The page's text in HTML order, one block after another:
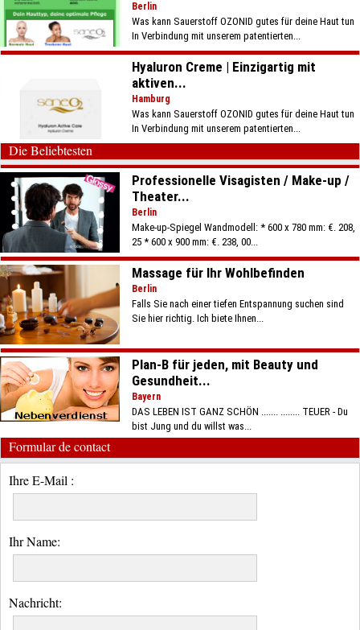
Berlin
Was kann Sauerstoff OZONID gutes für deine Haut tun
In Verbindung mit unserem patentierten...
Hyaluron Creme | Einzigartig mit
aktiven...
Hamburg
Was kann Sauerstoff OZONID gutes für deine Haut tun
In Verbindung mit unserem patentierten...
Die Beliebtesten
Professionelle Visagisten / Make-up /
Theater...
Berlin
Make-up-Spiegel Wandmodell: * 600 x 780 mm: €. 208,
25 * 600 x 900 mm: €. 238, 00...
Massage für Ihr Wohlbefinden
Berlin
Falls Sie nach einer tiefen Entspannung suchen sind
Sie hier richtig. Ich biete Ihnen...
Plan-B für jeden, mit Beauty und
Gesundheit...
Bayern
DAS LEBEN IST GANZ SCHÖN ....... ........ TEUER - Du
bist Jung und du willst was...
Formular de contact
Ihre E-Mail :
Ihr Name:
Nachricht: